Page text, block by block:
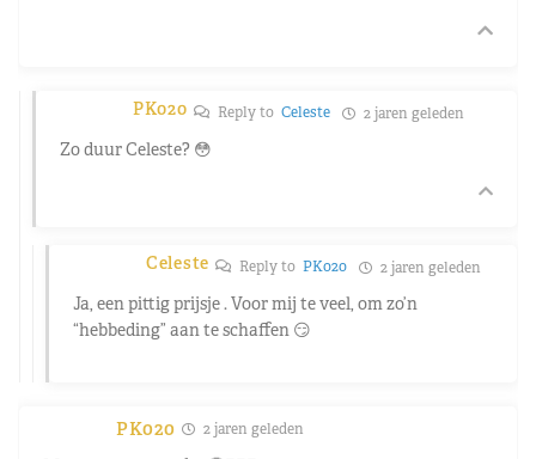
PK020 Reply to Celeste 2 jaren geleden
Zo duur Celeste? 😳
Celeste Reply to PK020 2 jaren geleden
Ja, een pittig prijsje . Voor mij te veel, om zo’n
“hebbeding” aan te schaffen 😏
PK020 2 jaren geleden